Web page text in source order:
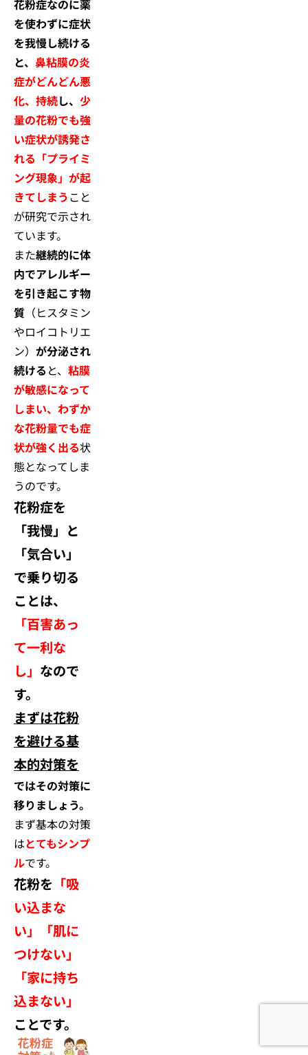
花粉症なのに薬
を使わずに症状
を我慢し続ける
と、 鼻粘膜の炎
症がどんどん悪
化、持続し、 少
量の花粉でも強
い症状が誘発さ
れる「プライミ
ング現象」が起
きてしまうこと
が研究で示され
ています。
また継続的に体
内でアレルギー
を引き起こす物
質 （ヒスタミン
やロイコトリエ
ン） が分泌され
続ける と、 粘膜
が敏感になって
しまい、わずか
な花粉量でも症
状が強く出る状
態となってしま
うのです。
花粉症を
「我慢」と
「気合い」
で乗り切る
ことは、
「百害あっ
て一利な
し」 なので
す。
まずは花粉
を避ける基
本的対策を
ではその対策に
移りましょう。
まず基本の対策
はとてもシンプ
ルです。
花粉を 「吸
い込まな
い」「肌に
つけない」
「家に持ち
込まない」
ことです。